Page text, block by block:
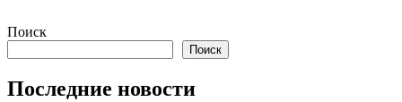
Поиск
Поиск
Последние новости